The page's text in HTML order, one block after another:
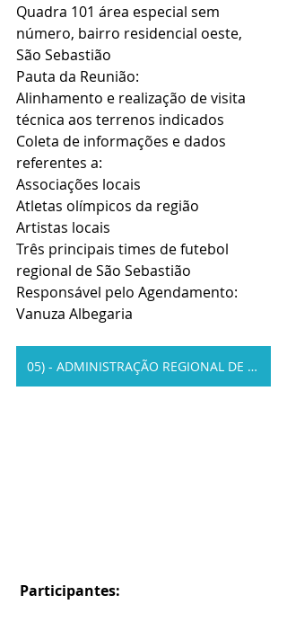
Quadra 101 área especial sem
número, bairro residencial oeste,
São Sebastião
Pauta da Reunião:
Alinhamento e realização de visita
técnica aos terrenos indicados
Coleta de informações e dados
referentes a:
Associações locais
Atletas olímpicos da região
Artistas locais
Três principais times de futebol
regional de São Sebastião
Responsável pelo Agendamento:
Vanuza Albegaria
05) - ADMINISTRAÇÃO REGIONAL DE CEILANDIA
Participantes: